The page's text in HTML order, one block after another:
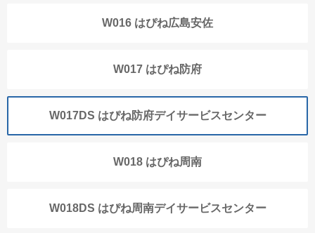
W016 はぴね広島安佐
W017 はぴね防府
W017DS はぴね防府デイサービスセンター
W018 はぴね周南
W018DS はぴね周南デイサービスセンター